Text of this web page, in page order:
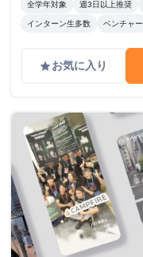
全学年対象 週3日以上推奨
インターン生多数 ベンチャー
gradeお気に入り